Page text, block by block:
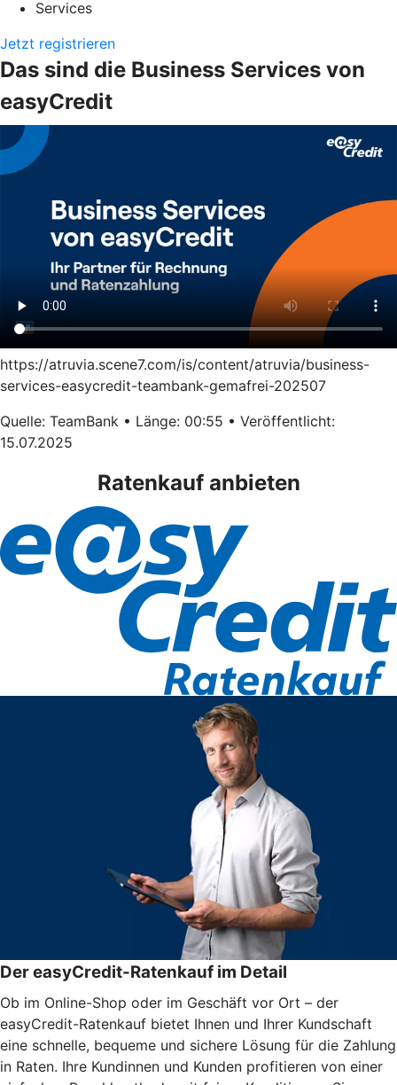
Services
Jetzt registrieren
Das sind die Business Services von
easyCredit
https://atruvia.scene7.com/is/content/atruvia/business-
services-easycredit-teambank-gemafrei-202507
Quelle: TeamBank • Länge: 00:55 • Veröffentlicht:
15.07.2025
Ratenkauf anbieten
Der easyCredit-Ratenkauf im Detail
Ob im Online-Shop oder im Geschäft vor Ort – der
easyCredit-Ratenkauf bietet Ihnen und Ihrer Kundschaft
eine schnelle, bequeme und sichere Lösung für die Zahlung
in Raten. Ihre Kundinnen und Kunden profitieren von einer